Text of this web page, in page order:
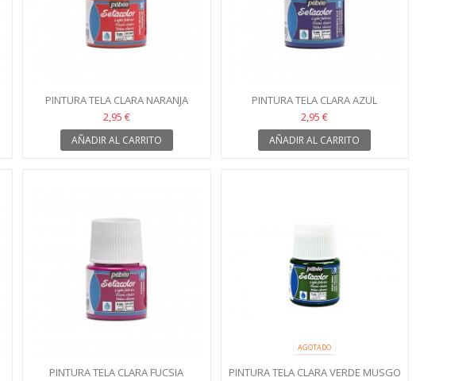
PINTURA TELA CLARA NARANJA
SETACOLOR 101
2,95 €
AÑADIR AL CARRITO
PINTURA TELA CLARA AZUL
ULTRAMAR SETACOLOR 12
2,95 €
AÑADIR AL CARRITO
PINTURA TELA CLARA FUCSIA
AGOTADO
PINTURA TELA CLARA VERDE MUSGO